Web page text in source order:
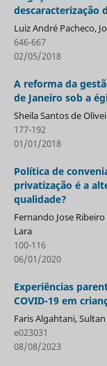
descaracterização
Luiz André Pacheco,
646-667
02/05/2018
A reforma da
de Janeiro sob a
Sheila Santos de
177-192
01/01/2018
Política de
privatização é a
qualidade?
Fernando Jose
Lara
100-116
06/01/2020
Experiências
COVID-19 em
Faris Algahtani,
e023031
08/08/2023